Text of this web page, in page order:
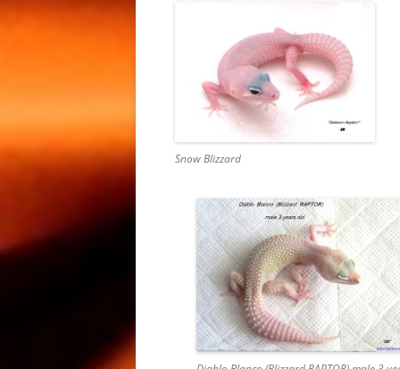
ВАРАНА
Snow Blizzard